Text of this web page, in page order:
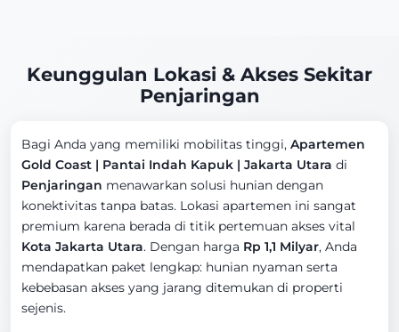
Keunggulan Lokasi & Akses Sekitar
Penjaringan
Bagi Anda yang memiliki mobilitas tinggi, Apartemen
Gold Coast | Pantai Indah Kapuk | Jakarta Utara di
Penjaringan menawarkan solusi hunian dengan
konektivitas tanpa batas. Lokasi apartemen ini sangat
premium karena berada di titik pertemuan akses vital
Kota Jakarta Utara. Dengan harga Rp 1,1 Milyar, Anda
mendapatkan paket lengkap: hunian nyaman serta
kebebasan akses yang jarang ditemukan di properti
sejenis.